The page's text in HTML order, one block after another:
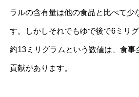
ラルの含有量は他の食品と比べて少
す。しかしそれでもゆで後で6ミリ
約13ミリグラムという数値は、食事
貢献があります。